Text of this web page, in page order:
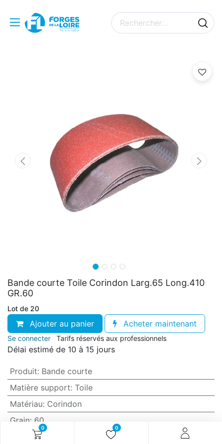
0 0
Bande courte Toile Corindon Larg.65 Long.410
GR.60
Lot de 20
Ajouter au panier Acheter maintenant
Se connecter Tarifs réservés aux professionnels
Délai estimé de 10 à 15 jours
Produit: Bande courte
Matière support: Toile
Matériau: Corindon
Grain: 60
Anti-encrassement
Non (standard)